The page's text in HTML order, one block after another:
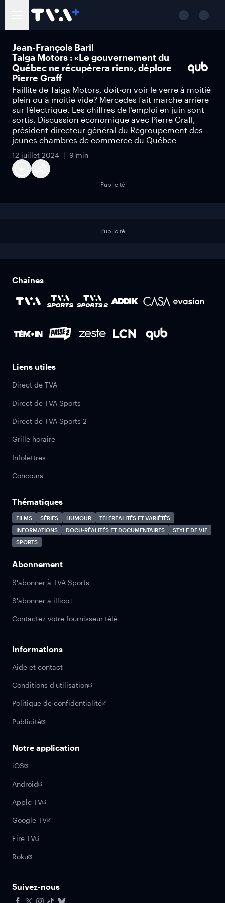
Jean-François Baril
Taiga Motors : «Le gouvernement du
Québec ne récupérera rien», déplore
Pierre Graff
Faillite de Taiga Motors, doit-on voir le verre à moitié
plein ou à moitié vide? Mercedes fait marche arrière
sur l'électrique. Les chiffres de l’emploi en juin sont
sortis. Discussion économique avec Pierre Graff,
président-directeur général du Regroupement des
jeunes chambres de commerce du Québec
12 juillet 2024 9 min
Publicité
Publicité
Chaînes
Liens utiles
Direct de TVA
Direct de TVA Sports
Direct de TVA Sports 2
Grille horaire
Infolettres
Concours
Thématiques
FILMS SÉRIES HUMOUR
TÉLÉRÉALITÉS ET VARIÉTÉS
INFORMATIONS
DOCU-RÉALITÉS ET DOCUMENTAIRES
STYLE DE VIE
SPORTS
Abonnement
S'abonner à TVA Sports
S'abonner à illico+
Contactez votre fournisseur télé
Informations
Aide et contact
Conditions d'utilisation
Politique de confidentialité
Publicité
Notre application
iOS
Android
Apple TV
Google TV
Fire TV
Roku
Suivez-nous